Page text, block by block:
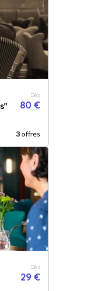
Dès
80 €
3offres
Dès
29 €